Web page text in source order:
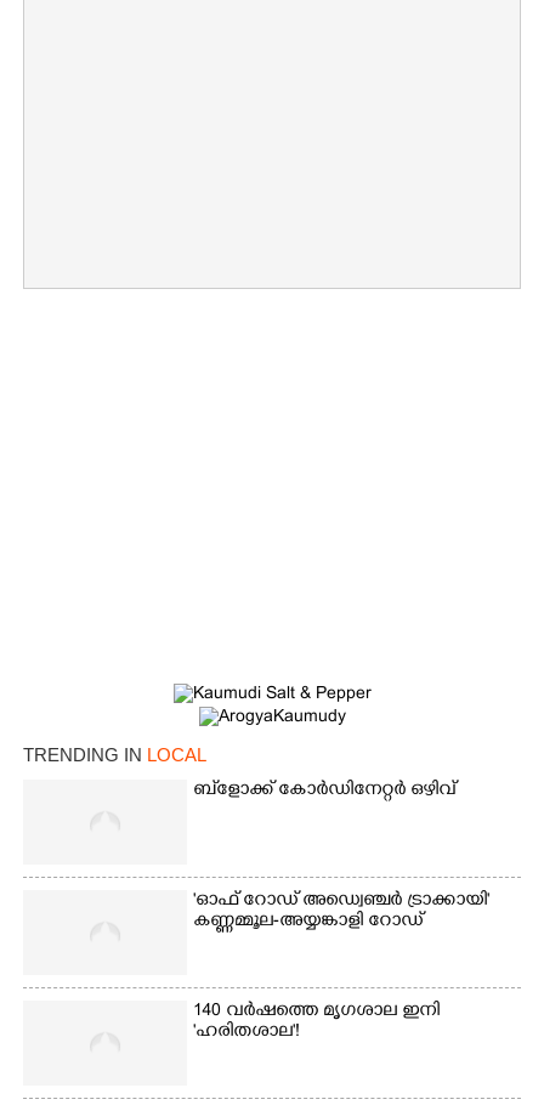
TRENDING IN LOCAL
ബ്‌ളോക്ക് കോർഡിനേറ്റർ ഒഴിവ്
'ഓഫ് റോഡ് അഡ്വെഞ്ചർ ട്രാക്കായി'
കണ്ണമ്മൂല-അയ്യങ്കാളി റോഡ്
140 വർഷത്തെ മൃഗശാല ഇനി
'ഹരിതശാല'!